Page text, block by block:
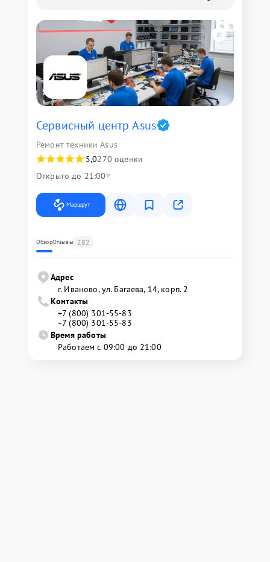
Сервисный центр Asus
Ремонт техники Asus
5,0270 оценки
Открыто до 21:00
Маршрут
ОбзорОтзывы 282
Адрес
г. Иваново, ул. Багаева, 14, корп. 2
Контакты
+7 (800) 301-55-83
+7 (800) 301-55-83
Время работы
Работаем с 09:00 до 21:00